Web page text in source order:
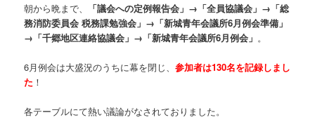
朝から晩まで、
「議会への定例報告会」→「全員協議会」→「総
務消防委員会 税務課勉強会」→「新城青年会議所6月例会準備」
→「千郷地区連絡協議会」→「新城青年会議所6月例会」 。
6月例会は大盛況のうちに幕を閉じ、参加者は130名を記録しまし
た ！
各テーブルにて熱い議論がなされておりました。